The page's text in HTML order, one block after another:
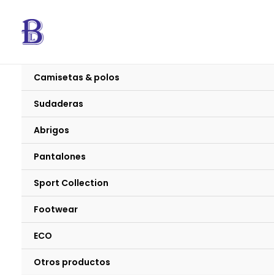
contenido
Camisetas & polos
Sudaderas
Abrigos
Pantalones
Sport Collection
Footwear
ECO
Otros productos